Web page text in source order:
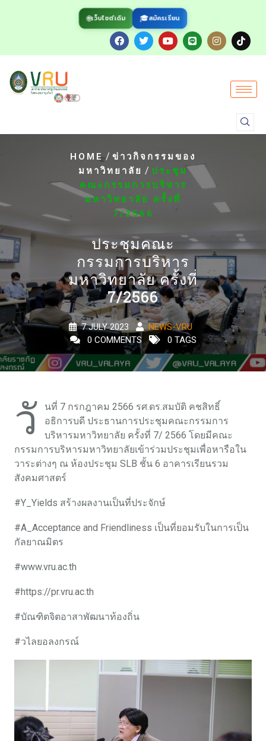
🌐เว็บไซต์เดิม 🎓สมัครเรียน
HOME / ข่าวกิจกรรมของ
มหาวิทยาลัย / ประชุม
คณะกรรมการบริหาร
มหาวิทยาลัย ครั้งที่
7/2566
ประชุมคณะ
กรรมการบริหาร
มหาวิทยาลัย ครั้งที่
7/2566
7 JULY 2023
NEWS-VRU
0 COMMENTS
0 TAGS
วั
นที่ 7 กรกฎาคม 2566 รศ.ดร.สมบัติ คชสิทธิ์
อธิการบดี ประธานการประชุมคณะกรรมการ
บริหารมหาวิทยาลัย ครั้งที่ 7/ 2566 โดยมีคณะ
กรรมการบริหารมหาวิทยาลัยเข้าร่วมประชุมเพื่อหารือใน
วาระต่างๆ ณ ห้องประชุม SLB ชั้น 6 อาคารเรียนรวม
สังคมศาสตร์
#Y_Yields สร้างผลงานเป็นที่ประจักษ์
#A_Acceptance and Friendliness เป็นที่ยอมรับในการเป็น
กัลยาณมิตร
#www.vru.ac.th
#https://pr.vru.ac.th
#บัณฑิตจิตอาสาพัฒนาท้องถิ่น
#วไลยอลงกรณ์